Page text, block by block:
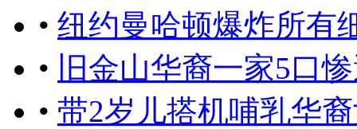
• 纽约曼哈顿爆炸所有
•
旧金山华裔一家5口
• 带2岁儿搭机哺乳华